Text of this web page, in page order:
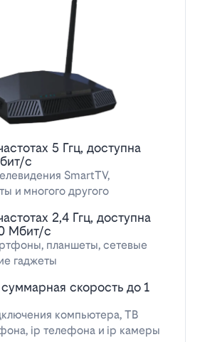
5 Ггц, доступна
с
SmartTV,
и многого другого
2,4 Ггц, доступна
Мбит/с
планшеты, сетевые
гаджеты
скорость до 1
компьютера, ТВ
ip телефона и ip камеры